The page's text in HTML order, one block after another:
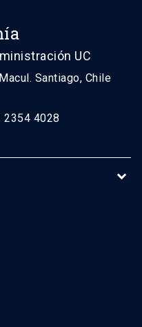
UC
Santiago, Chile
2354 4028